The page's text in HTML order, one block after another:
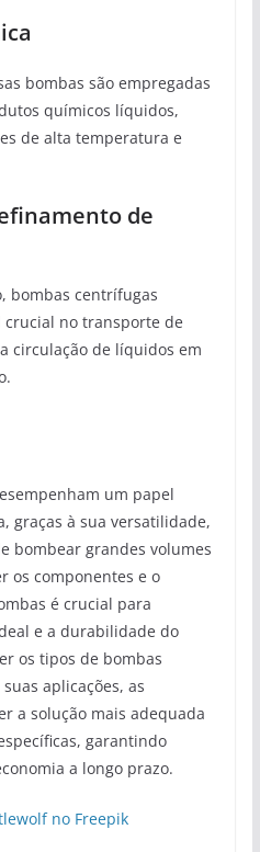
bombas são empregadas
químicos líquidos,
de alta temperatura e
de
bombas centrífugas
no transporte de
circulação de líquidos em
um papel
graças à sua versatilidade,
bombear grandes volumes
os componentes e o
é crucial para
e a durabilidade do
os tipos de bombas
aplicações, as
a solução mais adequada
garantindo
a longo prazo.
no Freepik